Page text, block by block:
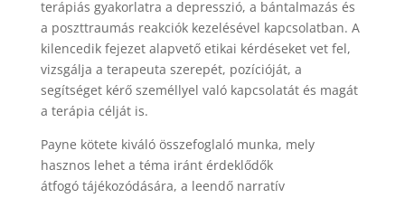
terápiás gyakorlatra a depresszió, a bántalmazás és
a poszttraumás reakciók kezelésével kapcsolatban. A
kilencedik fejezet alapvető etikai kérdéseket vet fel,
vizsgálja a terapeuta szerepét, pozícióját, a
segítséget kérő személlyel való kapcsolatát és magát
a terápia célját is.
Payne kötete kiváló összefoglaló munka, mely
hasznos lehet a téma iránt érdeklődők
átfogó tájékozódására, a leendő narratív